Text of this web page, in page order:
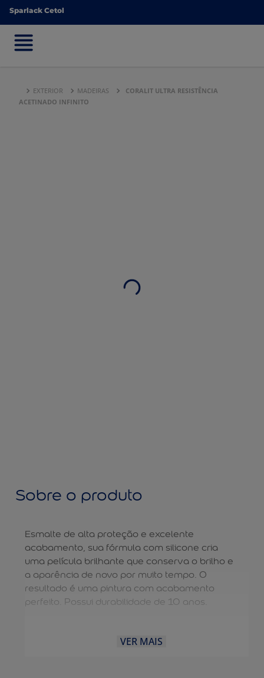
Sparlack Cetol
Sparlack Cetol
EXTERIOR MADEIRAS
CORALIT ULTRA RESISTÊNCIA
ACETINADO INFINITO
Sobre o produto
Esmalte de alta proteção e excelente
acabamento, sua fórmula com silicone cria
uma película brilhante que conserva o brilho e
a aparência de novo por muito tempo. O
resultado é uma pintura com acabamento
perfeito. Possui durabilidade de 10 anos.
VER MAIS